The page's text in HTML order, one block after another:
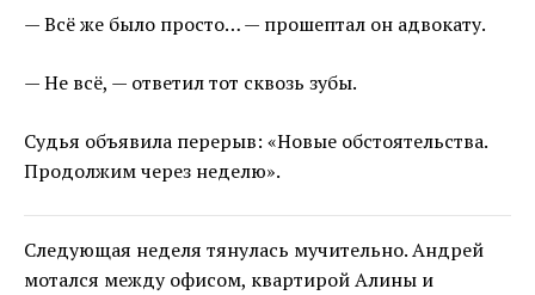
— Всё же было просто… — прошептал он адвокату.
— Не всё, — ответил тот сквозь зубы.
Судья объявила перерыв: «Новые обстоятельства.
Продолжим через неделю».
Следующая неделя тянулась мучительно. Андрей
мотался между офисом, квартирой Алины и